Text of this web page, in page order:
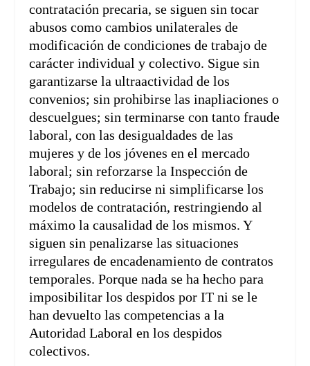
contratación precaria, se siguen sin tocar
abusos como cambios unilaterales de
modificación de condiciones de trabajo de
carácter individual y colectivo. Sigue sin
garantizarse la ultraactividad de los
convenios; sin prohibirse las inapliaciones o
descuelgues; sin terminarse con tanto fraude
laboral, con las desigualdades de las
mujeres y de los jóvenes en el mercado
laboral; sin reforzarse la Inspección de
Trabajo; sin reducirse ni simplificarse los
modelos de contratación, restringiendo al
máximo la causalidad de los mismos. Y
siguen sin penalizarse las situaciones
irregulares de encadenamiento de contratos
temporales. Porque nada se ha hecho para
imposibilitar los despidos por IT ni se le
han devuelto las competencias a la
Autoridad Laboral en los despidos
colectivos.